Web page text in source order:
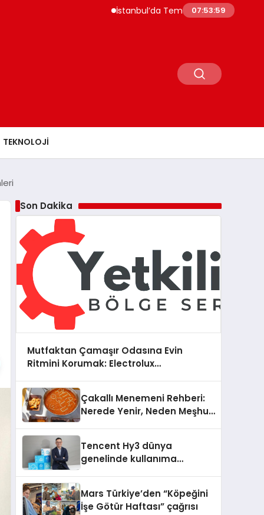
İstanbul’da Temmuz Ayı Fiyat Hareketliliği
07:54:00
TEKNOLOJI
Son Dakika
Mutfaktan Çamaşır Odasına Evin
Ritmini Korumak: Electrolux
Deneyimi
Çakallı Menemeni Rehberi:
Nerede Yenir, Neden Meşhur,
Tencent Hy3 dünya
genelinde kullanıma
Mars Türkiye’den “Köpeğini
İşe Götür Haftası” çağrısı